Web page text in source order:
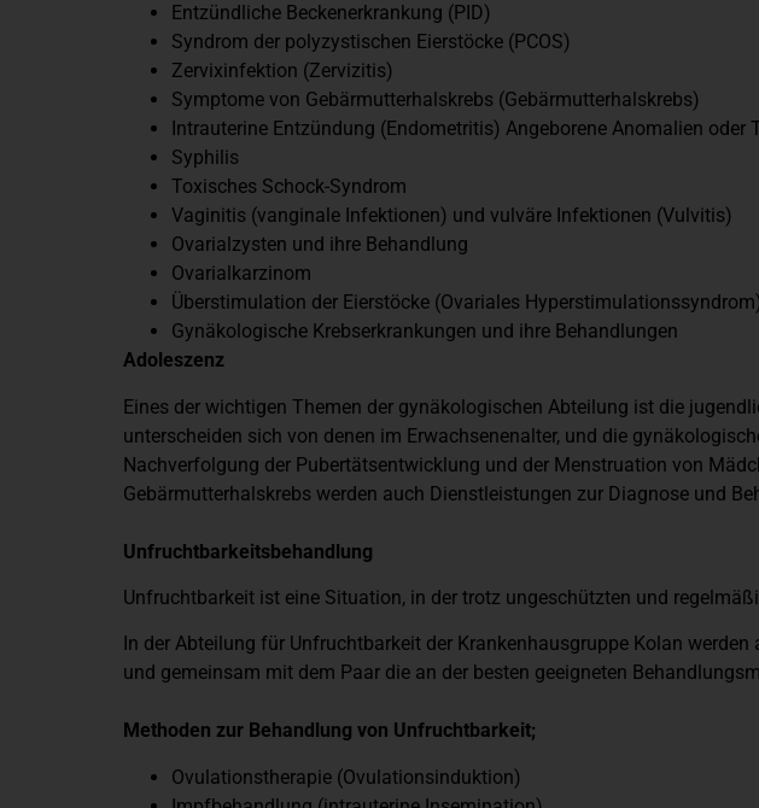
Entzündliche Beckenerkrankung (PID)
Syndrom der polyzystischen Eierstöcke (PCOS)
Zervixinfektion (Zervizitis)
Symptome von Gebärmutterhalskrebs (Gebärmutterhalskrebs)
Intrauterine Entzündung (Endometritis) Angeborene Anomalien
Syphilis
Toxisches Schock-Syndrom
Vaginitis (vanginale Infektionen) und vulväre Infektionen (Vulvitis)
Ovarialzysten und ihre Behandlung
Ovarialkarzinom
Überstimulation der Eierstöcke (Ovariales Hyperstimulationssyndrom)
Gynäkologische Krebserkrankungen und ihre Behandlungen
Adoleszenz
Eines der wichtigen Themen der gynäkologischen Abteilung ist die
unterscheiden sich von denen im Erwachsenenalter, und die
Nachverfolgung der Pubertätsentwicklung und der Menstruation von
Gebärmutterhalskrebs werden auch Dienstleistungen zur Diagnose und
Unfruchtbarkeitsbehandlung
Unfruchtbarkeit ist eine Situation, in der trotz ungeschützten und
In der Abteilung für Unfruchtbarkeit der Krankenhausgruppe Kolan
und gemeinsam mit dem Paar die an der besten geeigneten
Methoden zur Behandlung von Unfruchtbarkeit;
Ovulationstherapie (Ovulationsinduktion)